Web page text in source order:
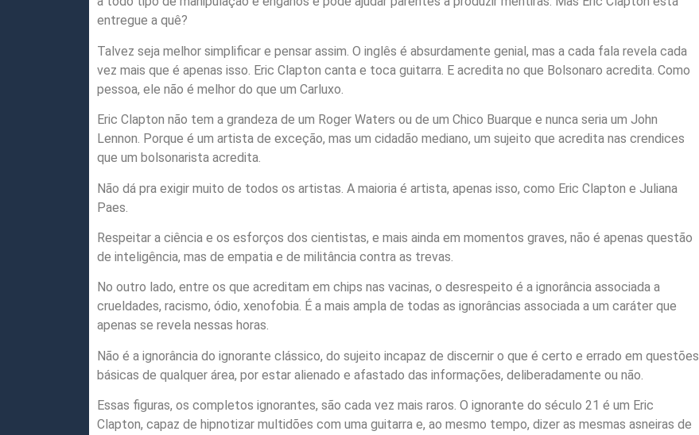
entregue a quê?
Talvez seja melhor simplificar e pensar assim. O inglês é absurdamente genial, mas a cada fala revela cada
vez mais que é apenas isso. Eric Clapton canta e toca guitarra. E acredita no que Bolsonaro acredita. Como
pessoa, ele não é melhor do que um Carluxo.
Eric Clapton não tem a grandeza de um Roger Waters ou de um Chico Buarque e nunca seria um John
Lennon. Porque é um artista de exceção, mas um cidadão mediano, um sujeito que acredita nas crendices
que um bolsonarista acredita.
Não dá pra exigir muito de todos os artistas. A maioria é artista, apenas isso, como Eric Clapton e Juliana
Paes.
Respeitar a ciência e os esforços dos cientistas, e mais ainda em momentos graves, não é apenas questão
de inteligência, mas de empatia e de militância contra as trevas.
No outro lado, entre os que acreditam em chips nas vacinas, o desrespeito é a ignorância associada a
crueldades, racismo, ódio, xenofobia. É a mais ampla de todas as ignorâncias associada a um caráter que
apenas se revela nessas horas.
Não é a ignorância do ignorante clássico, do sujeito incapaz de discernir o que é certo e errado em questões
básicas de qualquer área, por estar alienado e afastado das informações, deliberadamente ou não.
Essas figuras, os completos ignorantes, são cada vez mais raros. O ignorante do século 21 é um Eric
Clapton, capaz de hipnotizar multidões com uma guitarra e, ao mesmo tempo, dizer as mesmas asneiras de